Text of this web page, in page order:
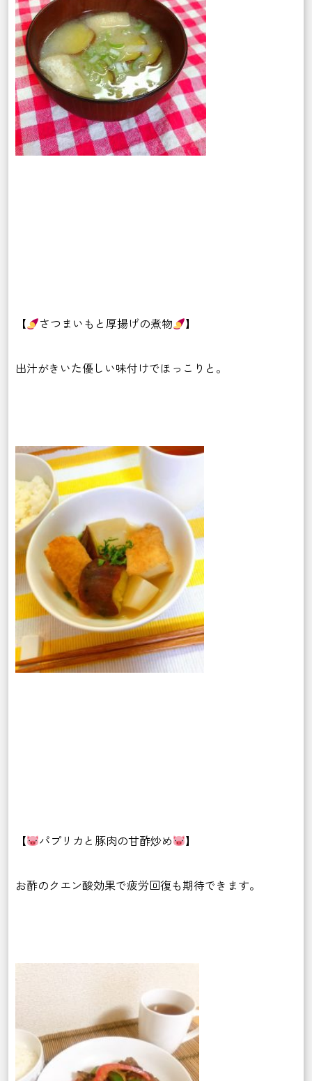
【 さつまいもと厚揚げの煮物 】
出汁がきいた優しい味付けでほっこりと。
【 パプリカと豚肉の甘酢炒め 】
お酢のクエン酸効果で疲労回復も期待できます。